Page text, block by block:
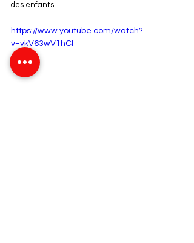
des enfants.
https://www.youtube.com/watch?
v=vkV63wV1hCI